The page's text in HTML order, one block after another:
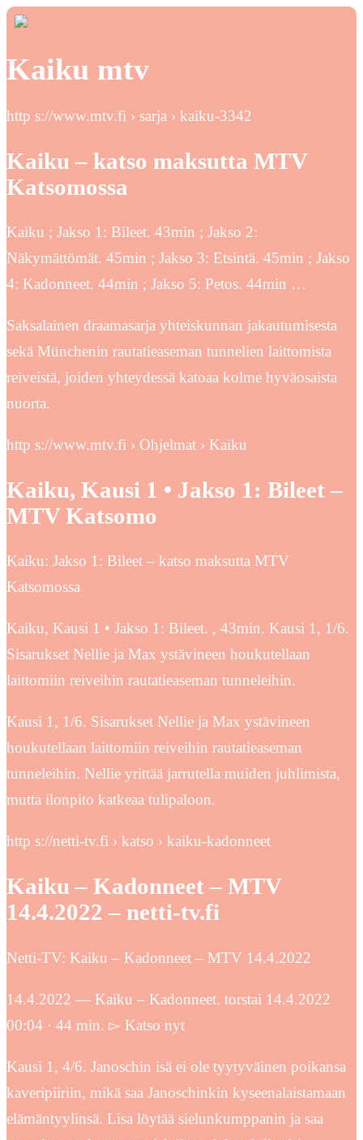
Kaiku mtv
http s://www.mtv.fi › sarja › kaiku-3342
Kaiku – katso maksutta MTV
Katsomossa
Kaiku ; Jakso 1: Bileet. 43min ; Jakso 2:
Näkymättömät. 45min ; Jakso 3: Etsintä. 45min ; Jakso
4: Kadonneet. 44min ; Jakso 5: Petos. 44min …
Saksalainen draamasarja yhteiskunnan jakautumisesta
sekä Münchenin rautatieaseman tunnelien laittomista
reiveistä, joiden yhteydessä katoaa kolme hyväosaista
nuorta.
http s://www.mtv.fi › Ohjelmat › Kaiku
Kaiku, Kausi 1 • Jakso 1: Bileet –
MTV Katsomo
Kaiku: Jakso 1: Bileet – katso maksutta MTV
Katsomossa
Kaiku, Kausi 1 • Jakso 1: Bileet. , 43min. Kausi 1, 1/6.
Sisarukset Nellie ja Max ystävineen houkutellaan
laittomiin reiveihin rautatieaseman tunneleihin.
Kausi 1, 1/6. Sisarukset Nellie ja Max ystävineen
houkutellaan laittomiin reiveihin rautatieaseman
tunneleihin. Nellie yrittää jarrutella muiden juhlimista,
mutta ilonpito katkeaa tulipaloon.
http s://netti-tv.fi › katso › kaiku-kadonneet
Kaiku – Kadonneet – MTV
14.4.2022 – netti-tv.fi
Netti-TV: Kaiku – Kadonneet – MTV 14.4.2022
14.4.2022 — Kaiku – Kadonneet. torstai 14.4.2022
00:04 · 44 min. ▻ Katso nyt
Kausi 1, 4/6. Janoschin isä ei ole tyytyväinen poikansa
kaveripiiriin, mikä saa Janoschinkin kyseenalaistamaan
elämäntyylinsä. Lisa löytää sielunkumppanin ja saa